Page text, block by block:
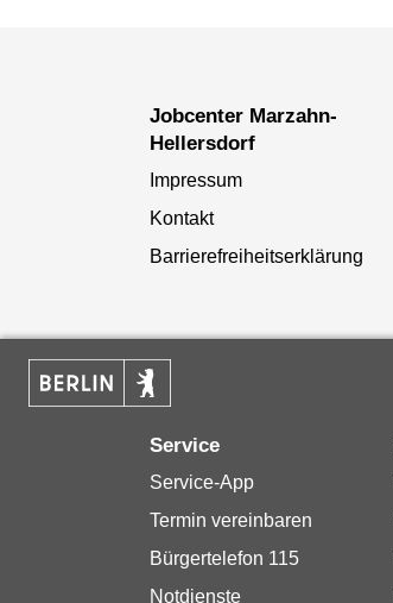
Jobcenter Marzahn-
Hellersdorf
Impressum
Kontakt
Barrierefreiheitserklärung
Service
Service-App
Termin vereinbaren
Bürgertelefon 115
Notdienste